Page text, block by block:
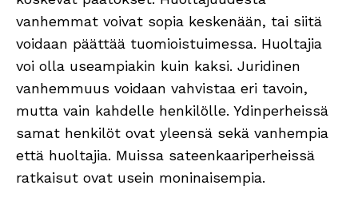
vanhemmat voivat sopia keskenään, tai siitä
voidaan päättää tuomioistuimessa. Huoltajia
voi olla useampiakin kuin kaksi. Juridinen
vanhemmuus voidaan vahvistaa eri tavoin,
mutta vain kahdelle henkilölle. Ydinperheissä
samat henkilöt ovat yleensä sekä vanhempia
että huoltajia. Muissa sateenkaariperheissä
ratkaisut ovat usein moninaisempia.